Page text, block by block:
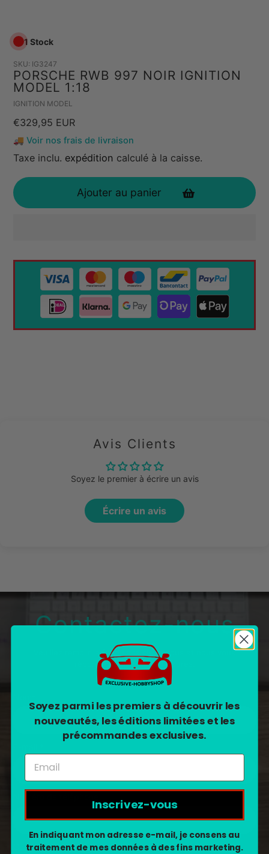
1 Stock
SKU: IG3247
PORSCHE RWB 997 NOIR IGNITION
MODEL 1:18
Vendeuse
IGNITION MODEL
Prix
€329,95 EUR
🚚 Voir nos frais de livraison
Taxe inclu. expédition calculé à la caisse.
Ajouter au panier
de
produit
panier
Avis Clients
Soyez le premier à écrire un avis
Écrire un avis
Contactez-nous
Veuillez remplir le formulaire ci-dessous et nous vous
répondrons dans les 24 heures.
Custom Field
Soyez parmi les premiers à découvrir les
nouveautés, les éditions limitées et les
précommandes exclusives.
Inscrivez-vous
En indiquant mon adresse e-mail, je consens au
traitement de mes données à des fins marketing.